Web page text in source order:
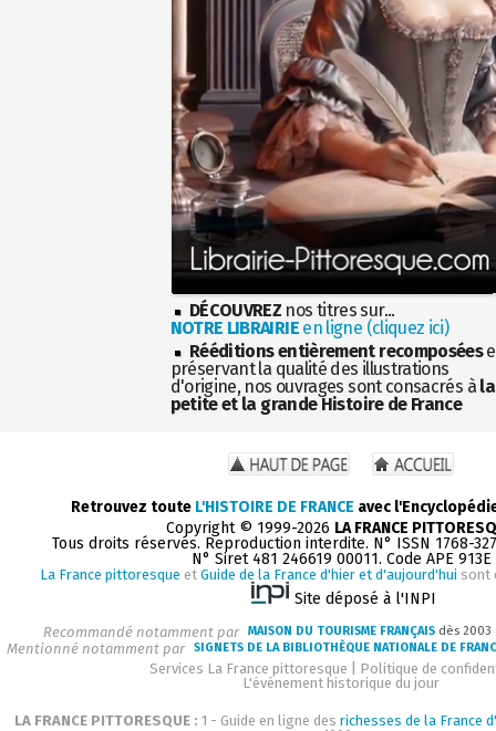
DÉCOUVREZ nos titres sur...
NOTRE LIBRAIRIEen ligne (cliquez ici)
Rééditions entièrement recomposées
préservant la qualité des illustrations
d'origine, nos ouvrages sont consacrés à la
petite et la grande Histoire de France
Retrouvez toute L'HISTOIRE DE FRANCE avec
Copyright © 1999-2026 LA FRANCE
Tous droits réservés. Reproduction interdite. N° ISSN 1768-
N° Siret 481 246619 00011. Code APE 913E
La France pittoresque et Guide de la France d'hier et d'aujourd'hui sont
Site déposé à l'INPI
Recommandé notamment par MAISON DU TOURISME FRANÇAIS dès
Mentionné notamment par SIGNETS DE LA BIBLIOTHÈQUE NATIONALE DE
Services La France pittoresque
Politique de
L'événement historique du jour
LA FRANCE PITTORESQUE : 1 - Guide en ligne des richesses de la France